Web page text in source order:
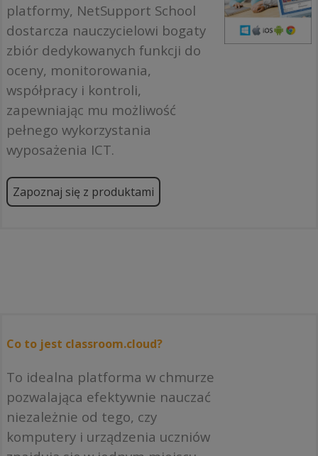
platformy, NetSupport School
dostarcza nauczycielowi bogaty
zbiór dedykowanych funkcji do
oceny, monitorowania,
współpracy i kontroli,
zapewniając mu możliwość
pełnego wykorzystania
wyposażenia ICT.
Zapoznaj się z produktami
Co to jest classroom.cloud?
To idealna platforma w chmurze
pozwalająca efektywnie nauczać
niezależnie od tego, czy
komputery i urządzenia uczniów